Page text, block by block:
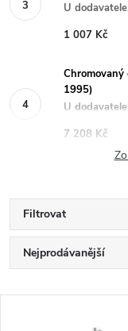
U
1 007 Kč
1995)
U
7 208 Kč
Filtrovat
Ř
a
Nejprodávanější